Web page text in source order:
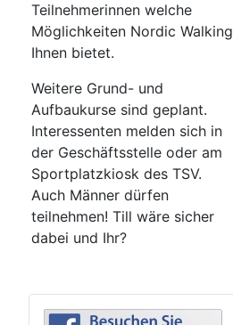
Teilnehmerinnen welche
Möglichkeiten Nordic Walking
Ihnen bietet.
Weitere Grund- und
Aufbaukurse sind geplant.
Interessenten melden sich in
der Geschäftsstelle oder am
Sportplatzkiosk des TSV.
Auch Männer dürfen
teilnehmen! Till wäre sicher
dabei und Ihr?